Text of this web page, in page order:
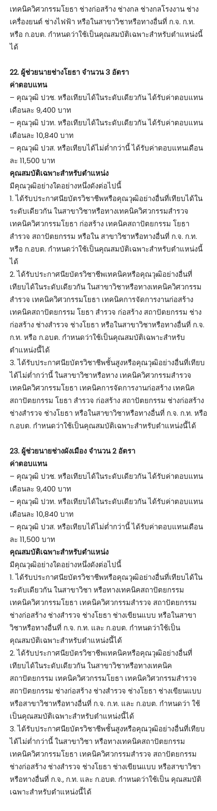
เทคนิควิศวกรรมโยธา ช่างก่อสร้าง ช่างกล ช่างกลโรงงาน ช่าง
เครื่องยนต์ ช่างไฟฟ้า หรือในสาขาวิชาหรือทางอื่นที่ ก.จ. ก.ท.
หรือ ก.อบต. กำหนดว่าใช้เป็นคุณสมบัติเฉพาะสำหรับตำแหน่งนี้
ได้
22. ผู้ช่วยนายช่างโยธา จำนวน 3 อัตรา
ค่าตอบแทน
– คุณวุฒิ ปวช. หรือเทียบได้ในระดับเดียวกัน ได้รับค่าตอบแทน
เดือนละ 9,400 บาท
– คุณวุฒิ ปวท. หรือเทียบได้ในระดับเดียวกัน ได้รับค่าตอบแทน
เดือนละ 10,840 บาท
– คุณวุฒิ ปวส. หรือเทียบได้ไม่ต่ำกว่านี้ ได้รับค่าตอบแทนเดือน
ละ 11,500 บาท
คุณสมบัติเฉพาะสำหรับตำแหน่ง
มีคุณวุฒิอย่างใดอย่างหนึ่งดังต่อไปนี้
1. ได้รับประกาศนียบัตรวิชาชีพหรือคุณวุฒิอย่างอื่นที่เทียบได้ใน
ระดับเดียวกัน ในสาขาวิชาหรือทางเทคนิควิศวกรรมสำรวจ
เทคนิควิศวกรรมโยธา ก่อสร้าง เทคนิคสถาปัตยกรรม โยธา
สำรวจ สถาปัตยกรรม หรือใน สาขาวิชาหรือทางอื่นที่ ก.จ. ก.ท.
หรือ ก.อบต. กำหนดว่าใช้เป็นคุณสมบัติเฉพาะสำหรับตำแหน่งนี้
ได้
2. ได้รับประกาศนียบัตรวิชาชีพเทคนิคหรือคุณวุฒิอย่างอื่นที่
เทียบได้ในระดับเดียวกัน ในสาขาวิชาหรือทางเทคนิควิศวกรรม
สำรวจ เทคนิควิศวกรรมโยธา เทคนิคการจัดการงานก่อสร้าง
เทคนิคสถาปัตยกรรม โยธา สำรวจ ก่อสร้าง สถาปัตยกรรม ช่าง
ก่อสร้าง ช่างสำรวจ ช่างโยธา หรือในสาขาวิชาหรือทางอื่นที่ ก.จ.
ก.ท. หรือ ก.อบต. กำหนดว่าใช้เป็นคุณสมบัติเฉพาะสำหรับ
ตำแหน่งนี้ได้
3. ได้รับประกาศนียบัตรวิชาชีพชั้นสูงหรือคุณวุฒิอย่างอื่นที่เทียบ
ได้ไม่ต่ำกว่านี้ ในสาขาวิชาหรือทาง เทคนิควิศวกรรมสำรวจ
เทคนิควิศวกรรมโยธา เทคนิคการจัดการงานก่อสร้าง เทคนิค
สถาปัตยกรรม โยธา สำรวจ ก่อสร้าง สถาปัตยกรรม ช่างก่อสร้าง
ช่างสำรวจ ช่างโยธา หรือในสาขาวิชาหรือทางอื่นที่ ก.จ. ก.ท. หรือ
ก.อบต. กำหนดว่าใช้เป็นคุณสมบัติเฉพาะสำหรับตำแหน่งนี้ได้
23. ผู้ช่วยนายช่างผังเมือง จำนวน 2 อัตรา
ค่าตอบแทน
– คุณวุฒิ ปวช. หรือเทียบได้ในระดับเดียวกัน ได้รับค่าตอบแทน
เดือนละ 9,400 บาท
– คุณวุฒิ ปวท. หรือเทียบได้ในระดับเดียวกัน ได้รับค่าตอบแทน
เดือนละ 10,840 บาท
– คุณวุฒิ ปวส. หรือเทียบได้ไม่ต่ำกว่านี้ ได้รับค่าตอบแทนเดือน
ละ 11,500 บาท
คุณสมบัติเฉพาะสำหรับตำแหน่ง
มีคุณวุฒิอย่างใดอย่างหนึ่งดังต่อไปนี้
1. ได้รับประกาศนียบัตรวิชาชีพหรือคุณวุฒิอย่างอื่นที่เทียบได้ใน
ระดับเดียวกัน ในสาขาวิชา หรือทางเทคนิคสถาปัตยกรรม
เทคนิควิศวกรรมโยธา เทคนิควิศวกรรมสำรวจ สถาปัตยกรรม
ช่างก่อสร้าง ช่างสำรวจ ช่างโยธา ช่างเขียนแบบ หรือในสาขา
วิชาหรือทางอื่นที่ ก.จ. ก.ท. และ ก.อบต. กำหนดว่าใช้เป็น
คุณสมบัติเฉพาะสำหรับตำแหน่งนี้ได้
2. ได้รับประกาศนียบัตรวิชาชีพเทคนิคหรือคุณวุฒิอย่างอื่นที่
เทียบได้ในระดับเดียวกัน ในสาขาวิชาหรือทางเทคนิค
สถาปัตยกรรม เทคนิควิศวกรรมโยธา เทคนิควิศวกรรมสำรวจ
สถาปัตยกรรม ช่างก่อสร้าง ช่างสำรวจ ช่างโยธา ช่างเขียนแบบ
หรือสาขาวิชาหรือทางอื่นที่ ก.จ. ก.ท. และ ก.อบต. กำหนดว่า ใช้
เป็นคุณสมบัติเฉพาะสำหรับตำแหน่งนี้ได้
3. ได้รับประกาศนียบัตรวิชาชีพชั้นสูงหรือคุณวุฒิอย่างอื่นที่เทียบ
ได้ไม่ต่ำกว่านี้ ในสาขาวิชา หรือทางเทคนิคสถาปัตยกรรม
เทคนิควิศวกรรมโยธา เทคนิควิศวกรรมสำรวจ สถาปัตยกรรม
ช่างก่อสร้าง ช่างสำรวจ ช่างโยธา ช่างเขียนแบบ หรือสาขาวิชา
หรือทางอื่นที่ ก.จ., ก.ท. และ ก.อบต. กำหนดว่าใช้เป็น คุณสมบัติ
เฉพาะสำหรับตำแหน่งนี้ได้